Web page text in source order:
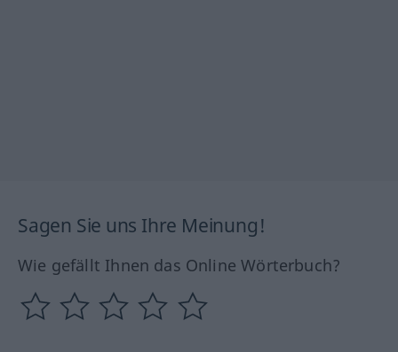
Sagen Sie uns Ihre Meinung!
Wie gefällt Ihnen das Online Wörterbuch?